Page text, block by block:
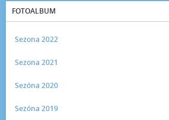
FOTOALBUM
Sezona 2022
Sezona 2021
Sezóna 2020
Sezóna 2019